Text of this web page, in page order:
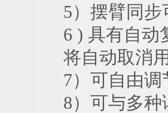
5）摆臂同
6 ) 具有自动
将自动取消
7）可自由
8）可与多